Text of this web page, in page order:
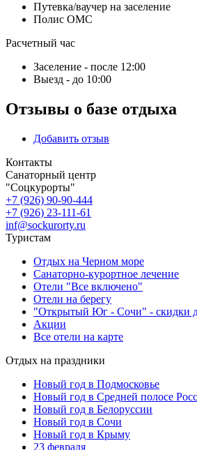
Путевка/ваучер на заселение
Полис ОМС
Расчетный час
Заселение - после 12:00
Выезд - до 10:00
Отзывы о базе отдыха
Добавить отзыв
Контакты
Санаторный центр
"Соцкурорты"
+7 (926) 90-90-444
+7 (926) 23-111-61
inf@sockurorty.ru
Туристам
Отдых на Черном море
Санаторно-курортное лечение
Отели "Все включено"
Отели на берегу
"Открытый Юг - Сочи" - скидки
Акции
Все отели на карте
Отдых на праздники
Новый год в Подмосковье
Новый год в Средней полосе
Новый год в Белоруссии
Новый год в Сочи
Новый год в Крыму
23 февраля